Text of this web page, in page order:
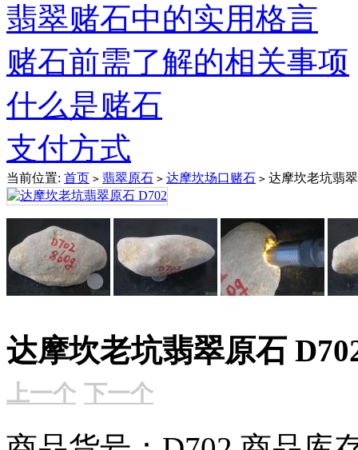
翡翠赌石中的实用格言
赌石前需了解的相关事项
什么是赌石
支付方式
当前位置: 首页 > 翡翠原石 > 达摩坎场口赌石 > 达摩坎老坑翡
达摩坎老坑翡翠原石
上一个 下一个